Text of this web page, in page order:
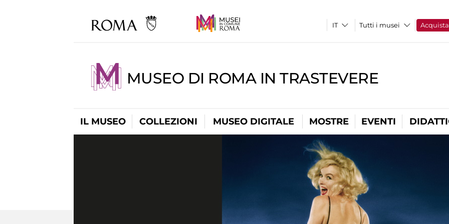
Tutti i musei Acquista
MUSEO DI ROMA IN TRASTEVERE
IL MUSEO COLLEZIONI MUSEO DIGITALE MOSTRE EVENTI